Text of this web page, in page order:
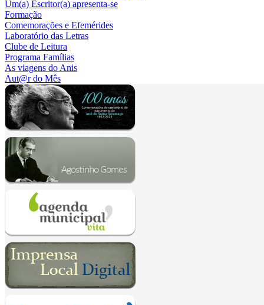
Um(a) Escritor(a) apresenta-se
Formação
Comemorações e Efemérides
Laboratório das Letras
Clube de Leitura
Programa Famílias
As viagens do Anis
Aut@r do Mês